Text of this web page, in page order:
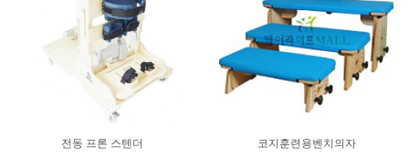
전동 프론 스텐더
코지훈련용벤치의자